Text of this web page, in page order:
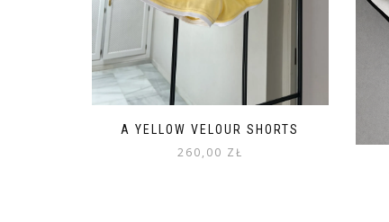
A YELLOW VELOUR SHORTS
260,00 ZŁ